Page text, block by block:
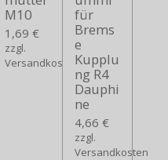
M10
1,69 €
zzgl.
Versandkosten
für
Brems
e
Kupplu
ng R4
Dauphi
ne
4,66 €
zzgl.
Versandkosten